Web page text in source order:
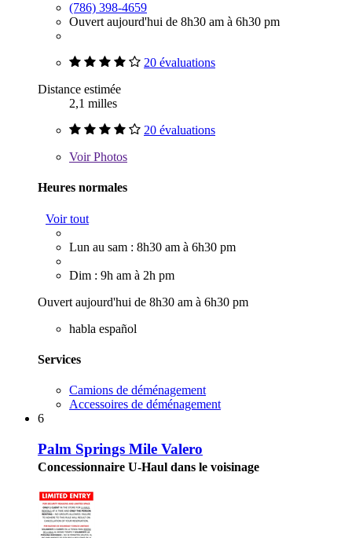
(786) 398-4659
Ouvert aujourd'hui de 8h30 am à 6h30 pm
20 évaluations
Distance estimée
2,1 milles
20 évaluations
VoirPhotos
Heures normales
Voir tout
Lun au sam : 8h30 am à 6h30 pm
Dim : 9h am à 2h pm
Ouvert aujourd'hui de 8h30 am à 6h30 pm
habla español
Services
Camions de déménagement
Accessoires de déménagement
6
Palm Springs Mile Valero
Concessionnaire U-Haul dans le voisinage